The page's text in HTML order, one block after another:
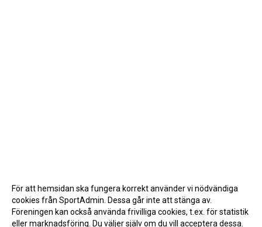
För att hemsidan ska fungera korrekt använder vi nödvändiga
cookies från SportAdmin. Dessa går inte att stänga av.
Föreningen kan också använda frivilliga cookies, t.ex. för statistik
eller marknadsföring. Du väljer själv om du vill acceptera dessa.